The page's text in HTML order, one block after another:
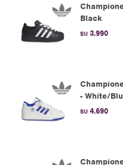
Black
$U 3.990
- White/
$U 4.690